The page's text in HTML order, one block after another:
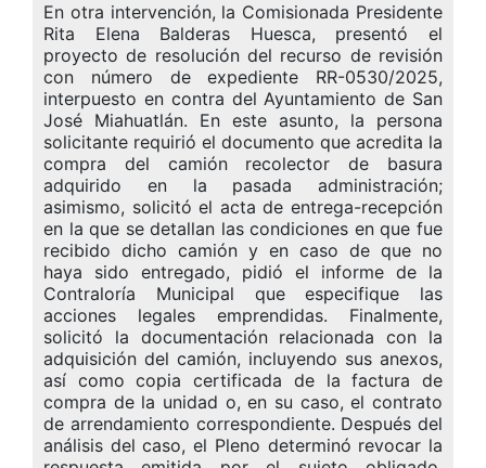
En otra intervención, la Comisionada Presidente
Rita Elena Balderas Huesca, presentó el
proyecto de resolución del recurso de revisión
con número de expediente RR-0530/2025,
interpuesto en contra del Ayuntamiento de San
José Miahuatlán. En este asunto, la persona
solicitante requirió el documento que acredita la
compra del camión recolector de basura
adquirido en la pasada administración;
asimismo, solicitó el acta de entrega-recepción
en la que se detallan las condiciones en que fue
recibido dicho camión y en caso de que no
haya sido entregado, pidió el informe de la
Contraloría Municipal que especifique las
acciones legales emprendidas. Finalmente,
solicitó la documentación relacionada con la
adquisición del camión, incluyendo sus anexos,
así como copia certificada de la factura de
compra de la unidad o, en su caso, el contrato
de arrendamiento correspondiente. Después del
análisis del caso, el Pleno determinó revocar la